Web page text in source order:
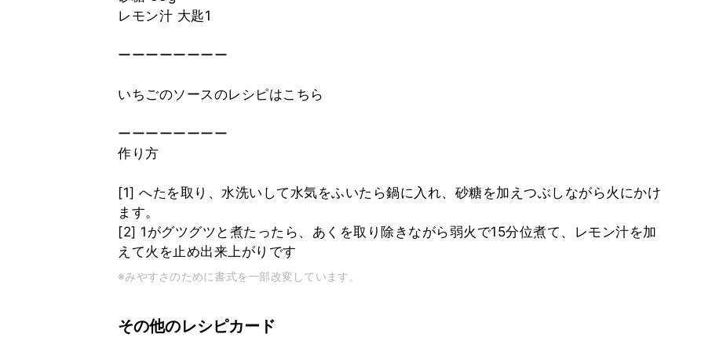
レモン汁 大匙1
ーーーーーーーー
いちごのソースのレシピはこちら
ーーーーーーーー
作り方
[1] へたを取り、水洗いして水気をふいたら鍋に入れ、砂糖を加えつぶしながら火にかけ
ます。
[2] 1がグツグツと煮たったら、あくを取り除きながら弱火で15分位煮て、レモン汁を加
えて火を止め出来上がりです
※みやすさのために書式を一部改変しています。
その他のレシピカード